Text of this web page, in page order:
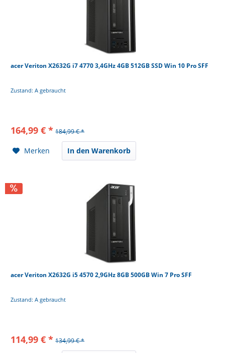
acer Veriton X2632G i7 4770 3,4GHz 4GB 512GB SSD Win 10 Pro SFF
Zustand: A gebraucht
164,99 € * 184,99 € *
Merken In den Warenkorb
acer Veriton X2632G i5 4570 2,9GHz 8GB 500GB Win 7 Pro SFF
Zustand: A gebraucht
114,99 € * 134,99 € *